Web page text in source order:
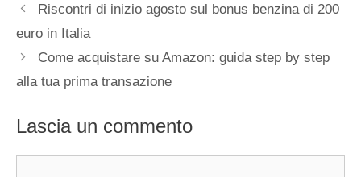
Riscontri di inizio agosto sul bonus benzina di 200
euro in Italia
Come acquistare su Amazon: guida step by step
alla tua prima transazione
Lascia un commento